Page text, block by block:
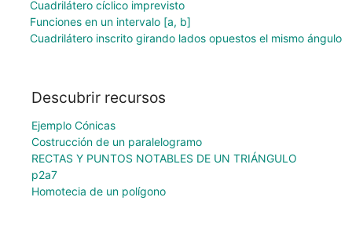
Cuadrilátero cíclico imprevisto
Funciones en un intervalo [a, b]
Cuadrilátero inscrito girando lados opuestos el mismo ángulo
Descubrir recursos
Ejemplo Cónicas
Costrucción de un paralelogramo
RECTAS Y PUNTOS NOTABLES DE UN TRIÁNGULO
p2a7
Homotecia de un polígono